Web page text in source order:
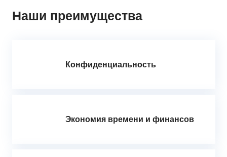
Наши преимущества
Конфиденциальность
Экономия времени и финансов